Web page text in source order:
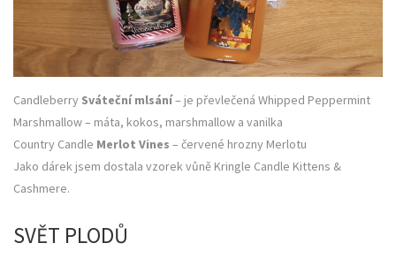
Candleberry Sváteční mlsání– je převlečená Whipped Peppermint
Marshmallow – máta, kokos, marshmallow a vanilka
Country Candle Merlot Vines – červené hrozny Merlotu
Jako dárek jsem dostala vzorek vůně Kringle Candle Kittens &
Cashmere.
SVĚT PLODŮ